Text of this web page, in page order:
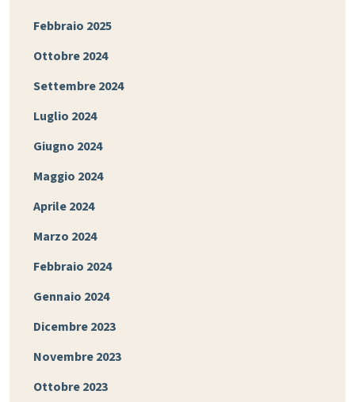
Febbraio 2025
Ottobre 2024
Settembre 2024
Luglio 2024
Giugno 2024
Maggio 2024
Aprile 2024
Marzo 2024
Febbraio 2024
Gennaio 2024
Dicembre 2023
Novembre 2023
Ottobre 2023